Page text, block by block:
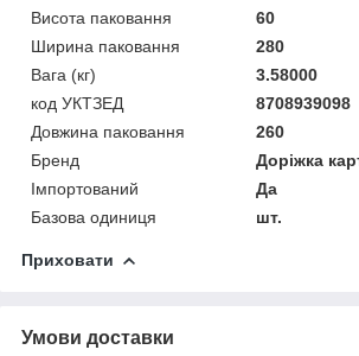
Висота паковання
60
Ширина паковання
280
Вага (кг)
3.58000
код УКТЗЕД
8708939098
Довжина паковання
260
Бренд
Доріжка
Імпортований
Да
Базова одиниця
шт.
Приховати
Умови доставки